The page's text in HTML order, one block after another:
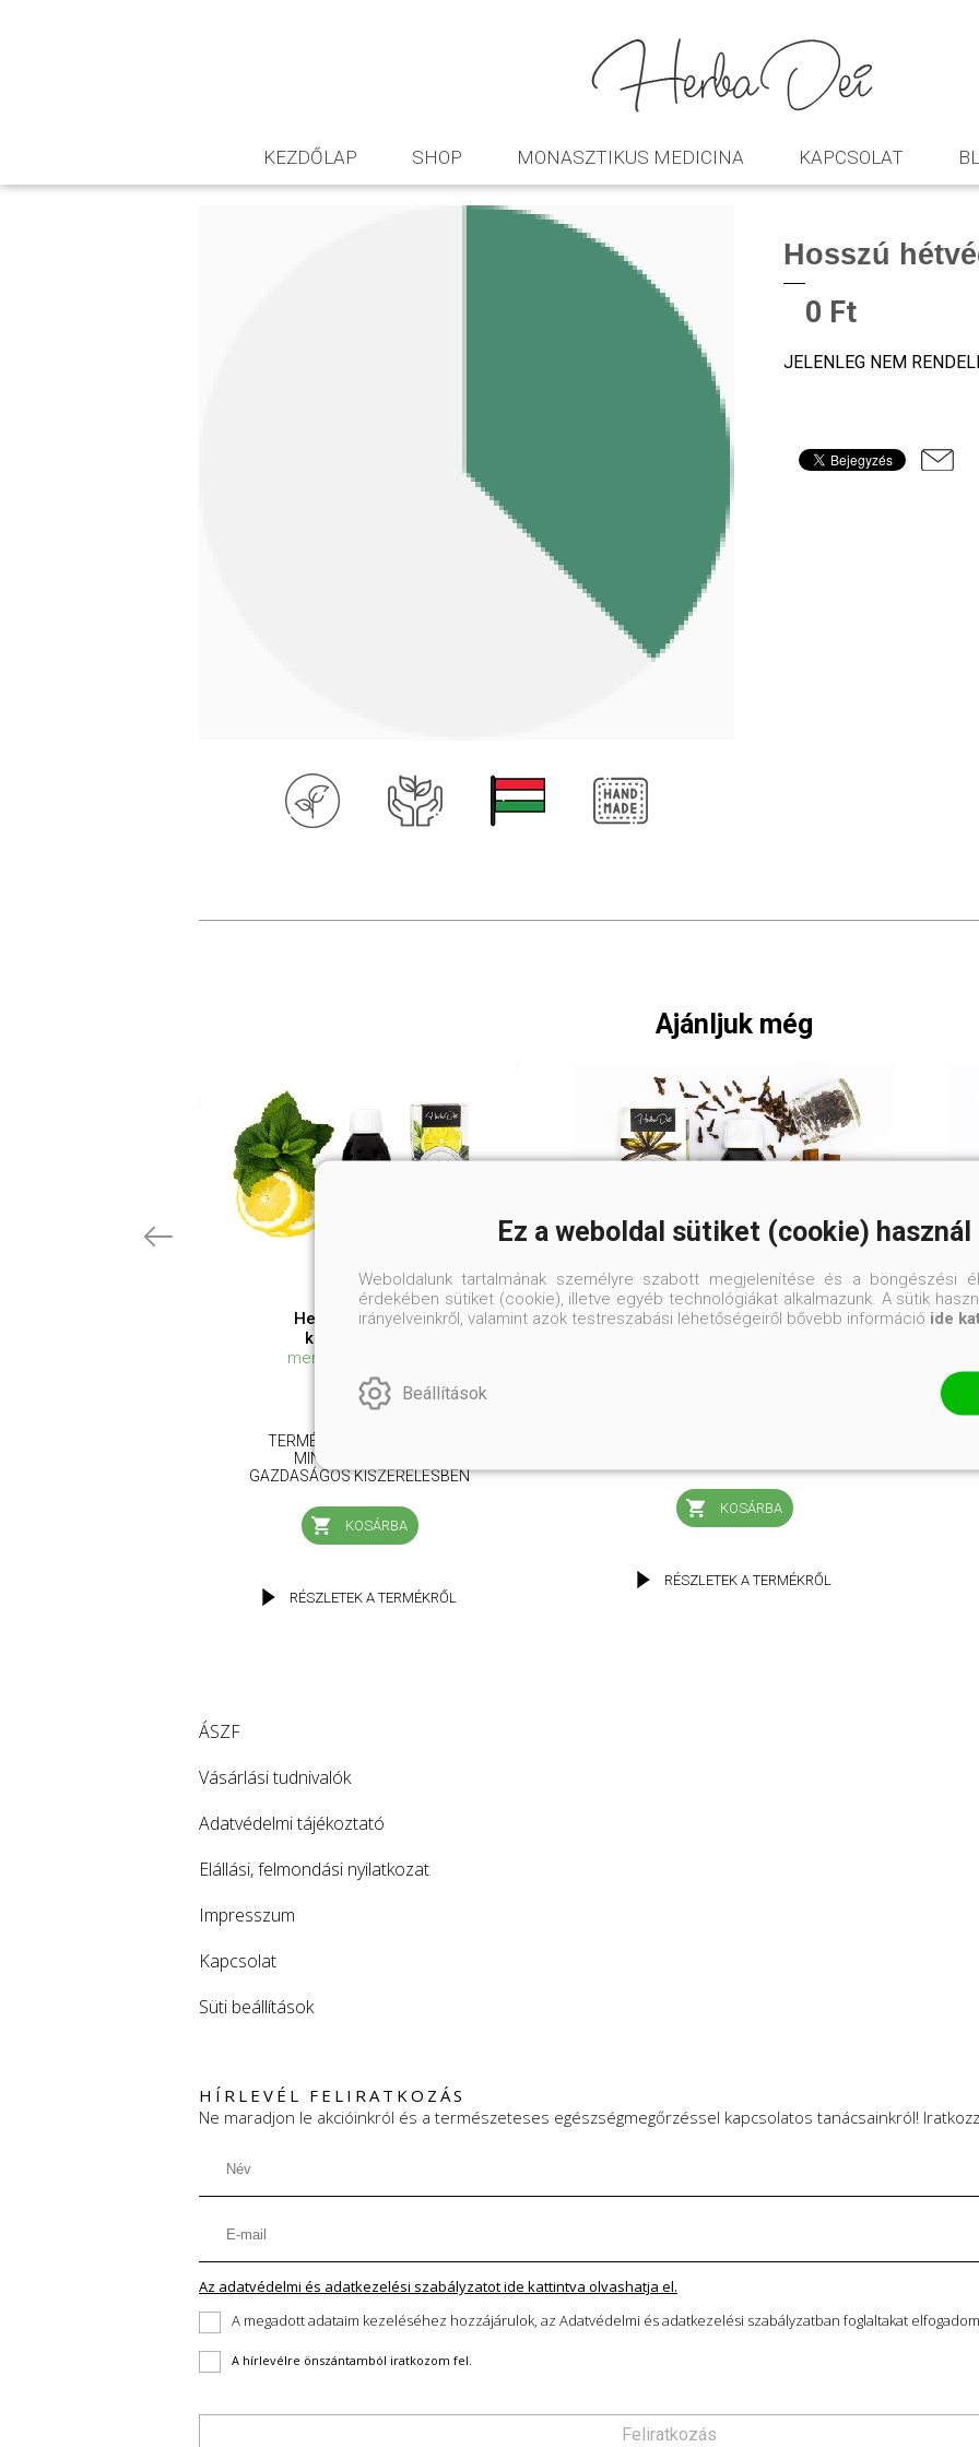
KEZDŐLAP SHOP MONASZTIKUS MEDICINA KAPCSOLAT
Hosszú
0 Ft
JELENLEG NEM
Ajánljuk még
HerbaDei Szájvíz
koncentrátum
menta-citrom ízben
4 400 Ft
TERMÉSZETES SZÁJVÍZ A
MINDENNAPOKRA,
GAZDASÁGOS KISZERELÉSBEN
KOSÁRBA
RÉSZLETEK A TERMÉKRŐL
HerbaDei Szájvíz
KOSÁRBA
RÉSZLETEK A TERMÉKRŐL
HÍRLEVÉL FELIRATKOZÁS
Ne maradjon le akcióinkról és a természeteses egészségmegőrzéssel kapcsolatos tanácsainkról!
Az adatvédelmi és adatkezelési szabályzatot ide kattintva olvashatja el.
A megadott adataim kezeléséhez hozzájárulok, az Adatvédelmi és adatkezelési szabályzatban foglaltakat
A hírlevélre önszántamból iratkozom fel.
Feliratkozás
ÁSZF
Vásárlási tudnivalók
Adatvédelmi tájékoztató
Elállási, felmondási nyilatkozat
Impresszum
Kapcsolat
Süti beállítások
Ez a weboldal sütiket (cookie) használ
Weboldalunk tartalmának személyre szabott megjelenítése és a böngészési
érdekében sütiket (cookie), illetve egyéb technológiákat alkalmazunk. A sütik
irányelveinkről, valamint azok testreszabási lehetőségeiről bővebb információ ide
Beállítások